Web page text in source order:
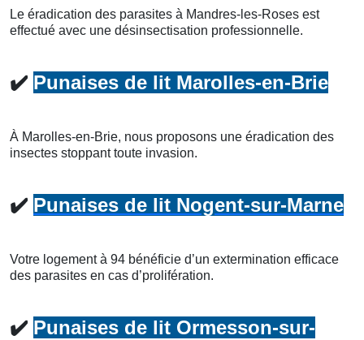
Le éradication des parasites à Mandres-les-Roses est
effectué avec une désinsectisation professionnelle.
✔️ Punaises de lit Marolles-en-Brie
À Marolles-en-Brie, nous proposons une éradication des
insectes stoppant toute invasion.
✔️ Punaises de lit Nogent-sur-Marne
Votre logement à 94 bénéficie d’un extermination efficace
des parasites en cas d’prolifération.
✔️ Punaises de lit Ormesson-sur-